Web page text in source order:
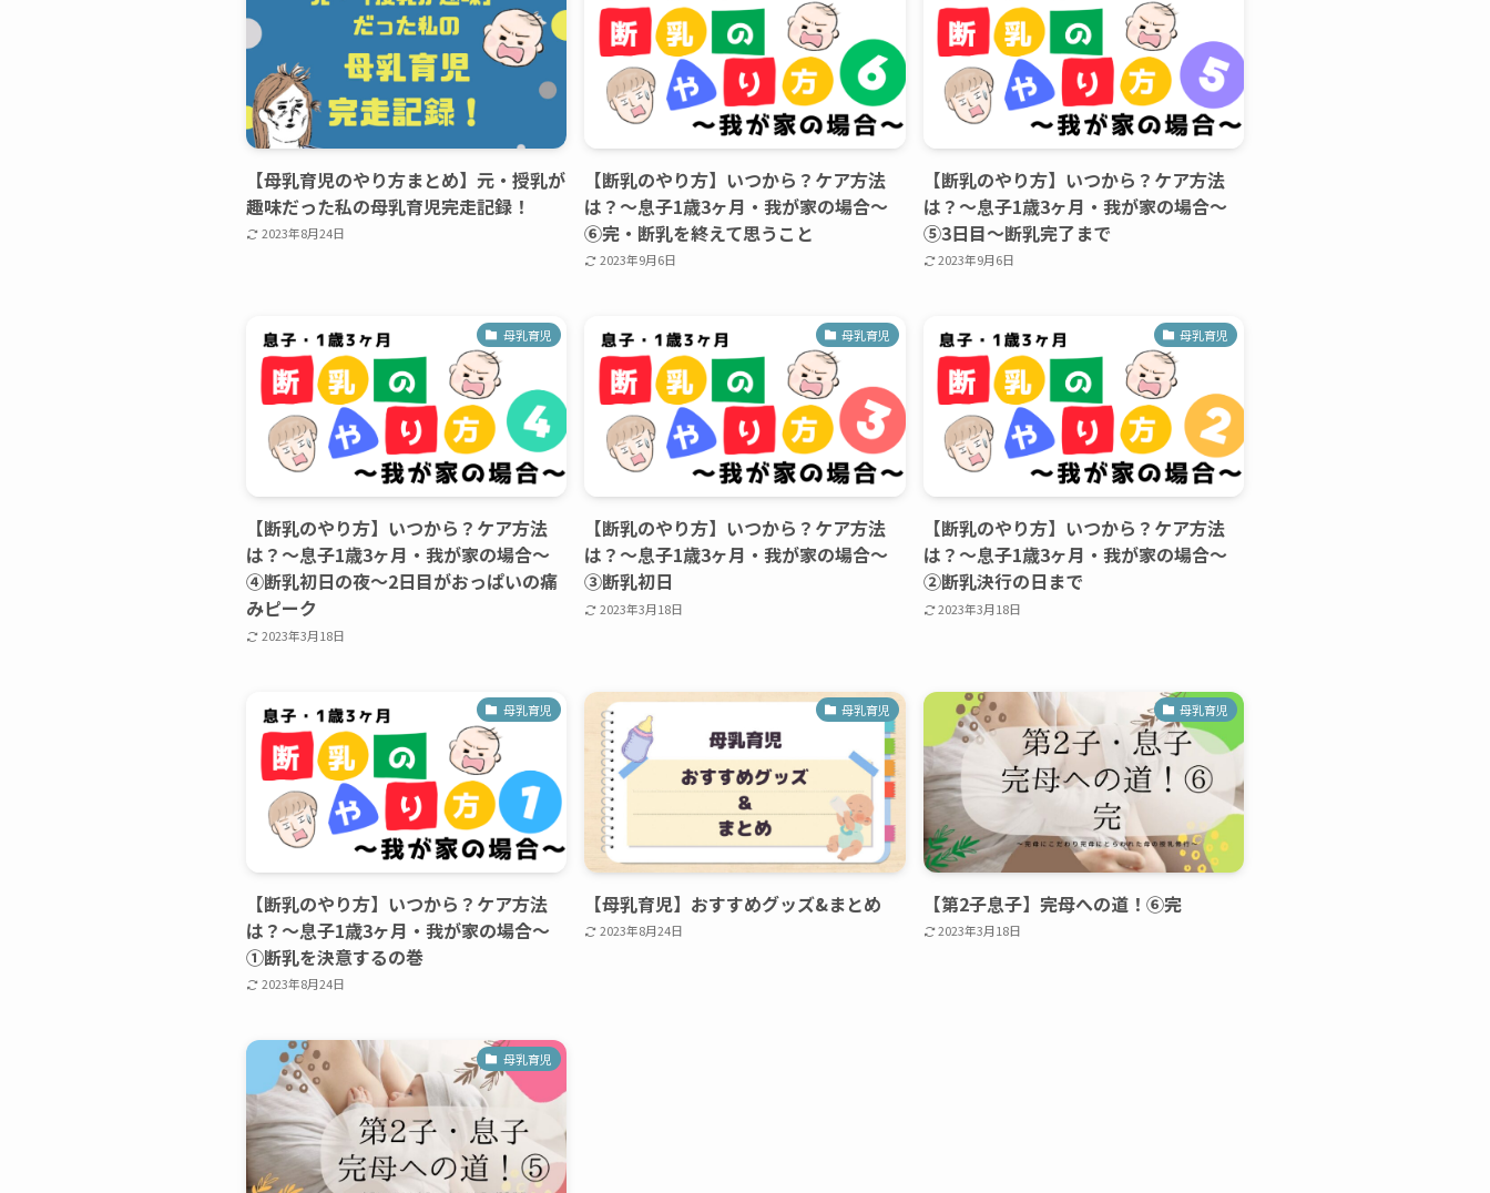
【母乳育児のやり方まとめ】元・授乳が
趣味だった私の母乳育児完走記録！
2023年8月24日
【断乳のやり方】いつから？ケア方法
は？〜息子1歳3ヶ月・我が家の場合〜
⑥完・断乳を終えて思うこと
2023年9月6日
【断乳のやり方】いつから？ケア方法
は？〜息子1歳3ヶ月・我が家の場合〜
⑤3日目〜断乳完了まで
2023年9月6日
母乳育児
【断乳のやり方】いつから？ケア方法
は？〜息子1歳3ヶ月・我が家の場合〜
④断乳初日の夜～2日目がおっぱいの痛
みピーク
2023年3月18日
母乳育児
【断乳のやり方】いつから？ケア方法
は？〜息子1歳3ヶ月・我が家の場合〜
③断乳初日
2023年3月18日
母乳育児
【断乳のやり方】いつから？ケア方法
は？〜息子1歳3ヶ月・我が家の場合〜
②断乳決行の日まで
2023年3月18日
母乳育児
【断乳のやり方】いつから？ケア方法
は？〜息子1歳3ヶ月・我が家の場合〜
①断乳を決意するの巻
2023年8月24日
母乳育児
【母乳育児】おすすめグッズ&まとめ
2023年8月24日
母乳育児
【第2子息子】完母への道！⑥完
2023年3月18日
母乳育児